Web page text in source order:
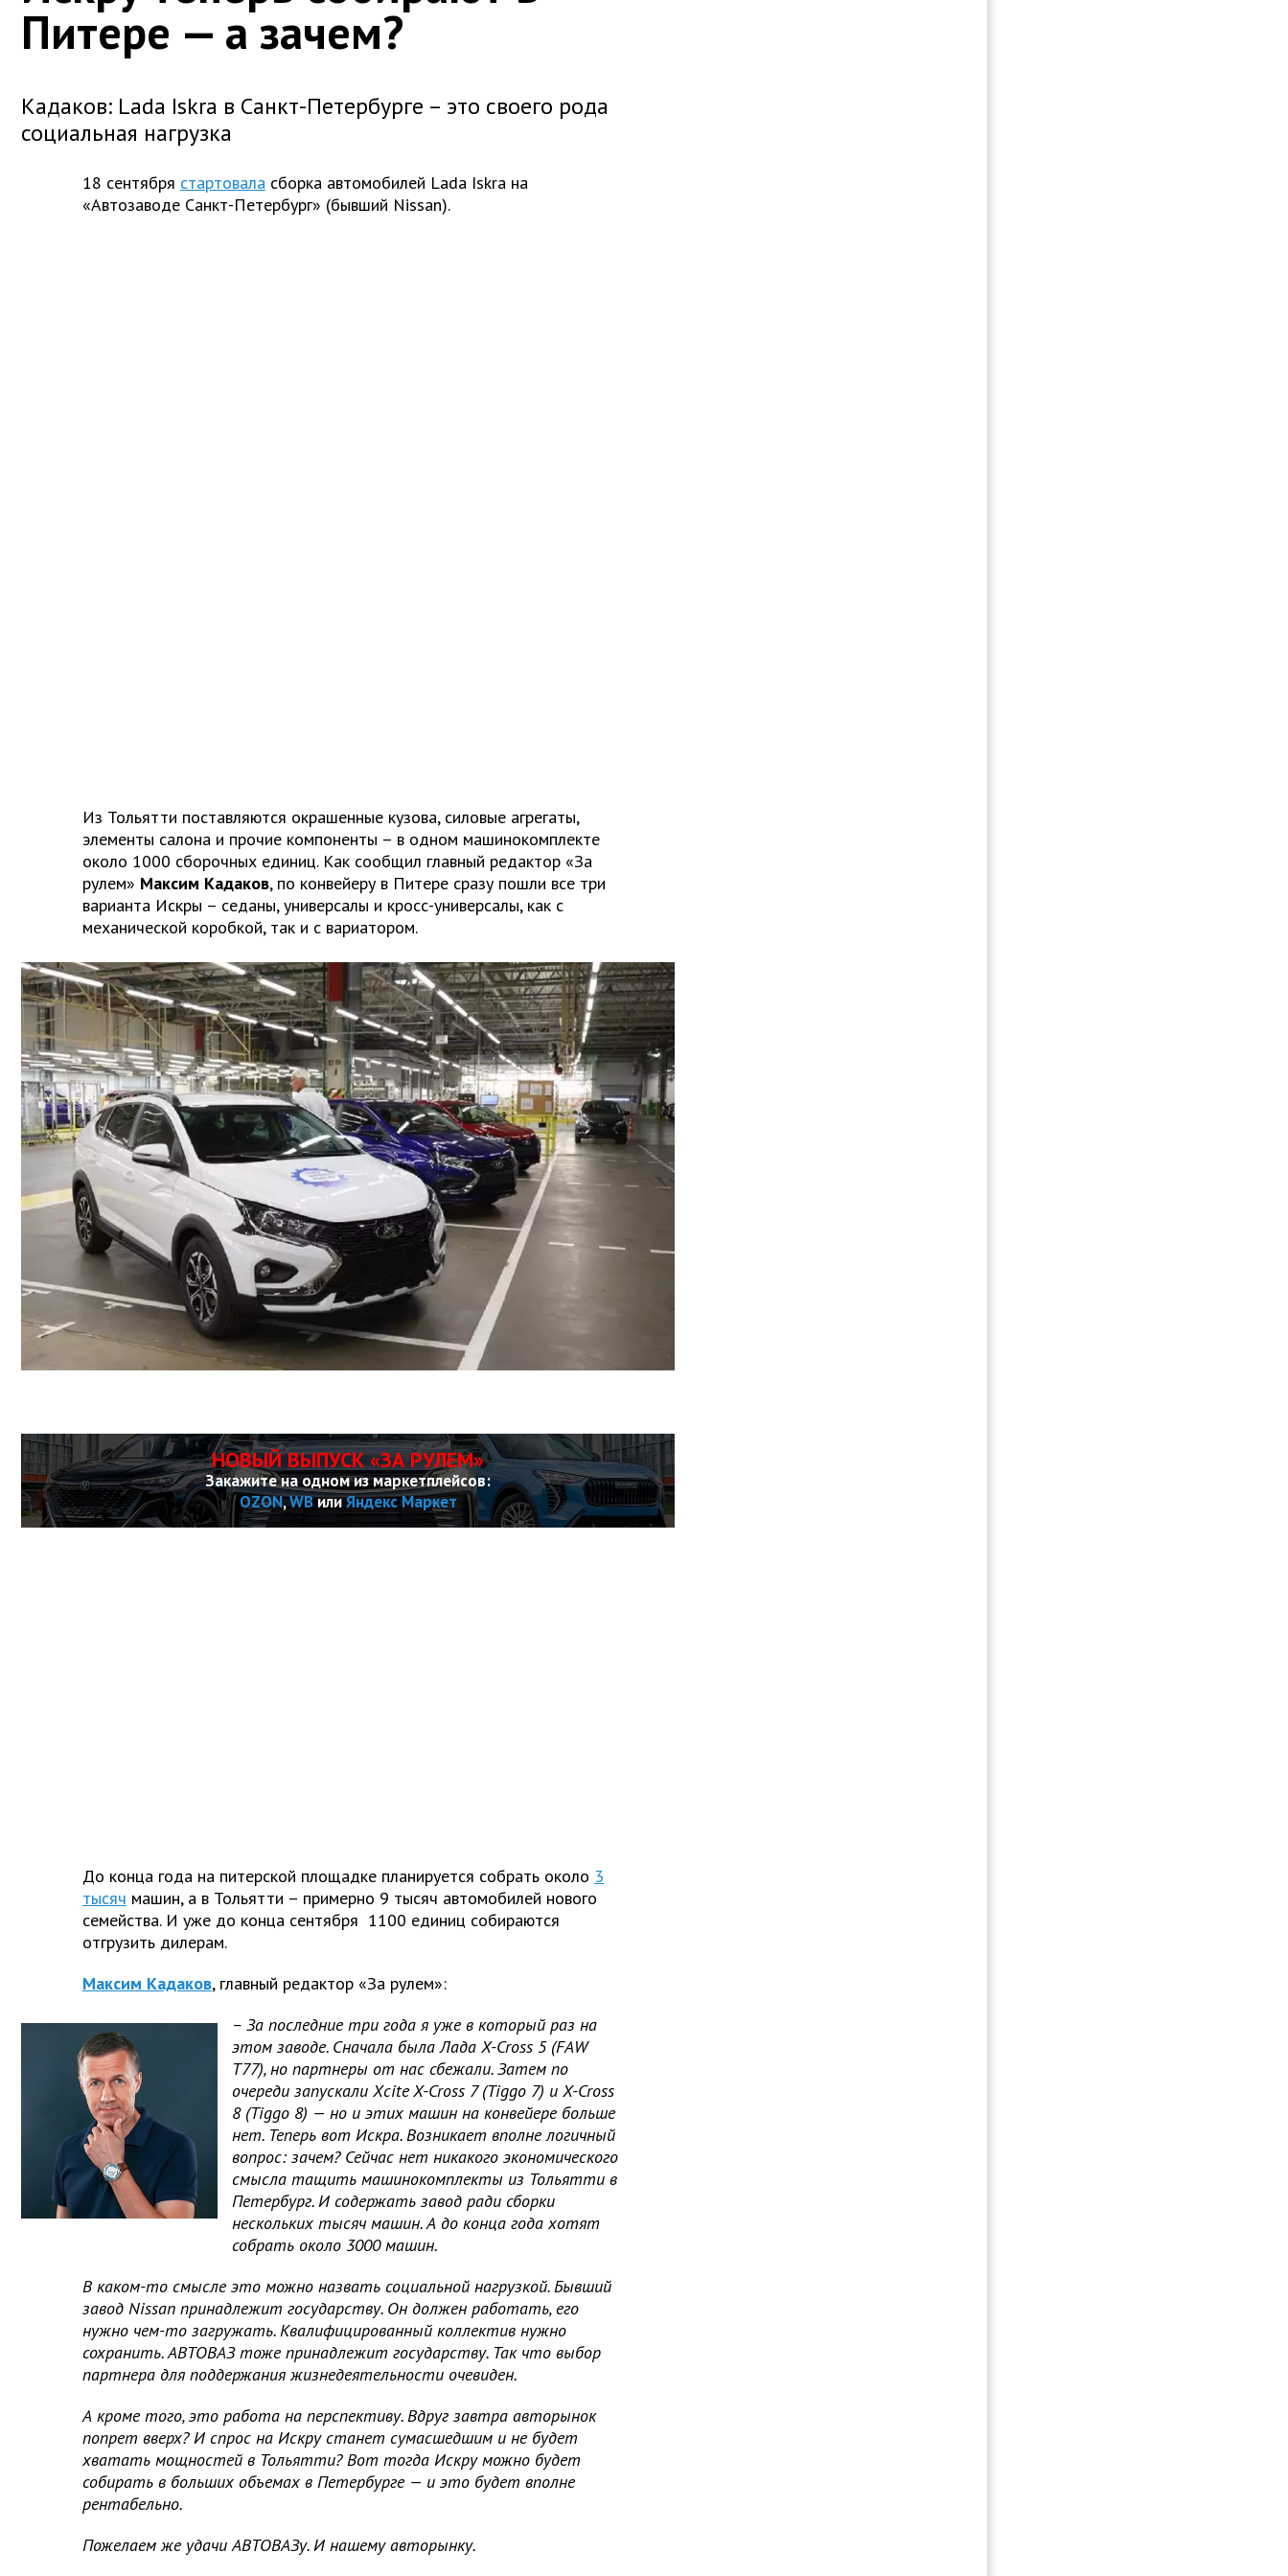
Питере — а зачем?
Кадаков: Lada Iskra в Санкт-Петербурге – это своего рода
социальная нагрузка
18 сентября стартовала сборка автомобилей Lada Iskra на
«Автозаводе Санкт-Петербург» (бывший Nissan).
Из Тольятти поставляются окрашенные кузова, силовые агрегаты,
элементы салона и прочие компоненты – в одном машинокомплекте
около 1000 сборочных единиц. Как сообщил главный редактор «За
рулем» Максим Кадаков, по конвейеру в Питере сразу пошли все три
варианта Искры – седаны, универсалы и кросс-универсалы, как с
механической коробкой, так и с вариатором.
НОВЫЙ ВЫПУСК «ЗА РУЛЕМ»
Закажите на одном из маркетплейсов:
OZON,WBилиЯндекс Маркет
До конца года на питерской площадке планируется собрать около 3
тысяч машин, а в Тольятти – примерно 9 тысяч автомобилей нового
семейства. И уже до конца сентября 1100 единиц собираются
отгрузить дилерам.
Максим Кадаков, главный редактор «За рулем»:
– За последние три года я уже в который раз на
этом заводе. Сначала была Лада X-Cross 5 (FAW
T77), но партнеры от нас сбежали. Затем по
очереди запускали Xcite X-Cross 7 (Tiggo 7) и X-Cross
8 (Tiggo 8) — но и этих машин на конвейере больше
нет. Теперь вот Искра. Возникает вполне логичный
вопрос: зачем? Сейчас нет никакого экономического
смысла тащить машинокомплекты из Тольятти в
Петербург. И содержать завод ради сборки
нескольких тысяч машин. А до конца года хотят
собрать около 3000 машин.
В каком-то смысле это можно назвать социальной нагрузкой. Бывший
завод Nissan принадлежит государству. Он должен работать, его
нужно чем-то загружать. Квалифицированный коллектив нужно
сохранить. АВТОВАЗ тоже принадлежит государству. Так что выбор
партнера для поддержания жизнедеятельности очевиден.
А кроме того, это работа на перспективу. Вдруг завтра авторынок
попрет вверх? И спрос на Искру станет сумасшедшим и не будет
хватать мощностей в Тольятти? Вот тогда Искру можно будет
собирать в больших объемах в Петербурге — и это будет вполне
рентабельно.
Пожелаем же удачи АВТОВАЗу. И нашему авторынку.